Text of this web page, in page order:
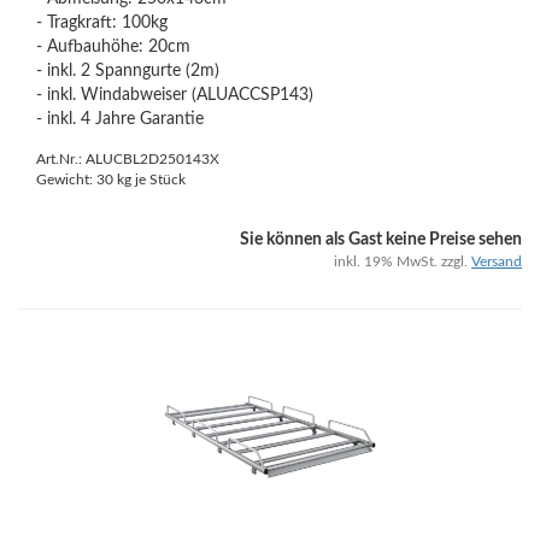
- Tragkraft: 100kg
- Aufbauhöhe: 20cm
- inkl. 2 Spanngurte (2m)
- inkl. Windabweiser (ALUACCSP143)
- inkl. 4 Jahre Garantie
Art.Nr.: ALUCBL2D250143X
Gewicht: 30 kg je Stück
Sie können als Gast keine Preise sehen
inkl. 19% MwSt. zzgl. Versand